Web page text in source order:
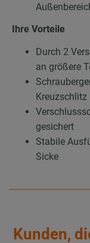
Ihre Vorteile
Durch 2
an größere
Kreuzschlitz
gesichert
Stabile
Sicke
Kunden,